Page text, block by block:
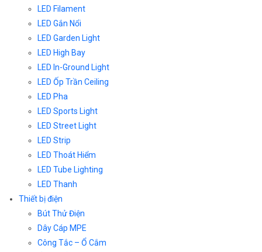
LED Filament
LED Gắn Nổi
LED Garden Light
LED High Bay
LED In-Ground Light
LED Ốp Trần Ceiling
LED Pha
LED Sports Light
LED Street Light
LED Strip
LED Thoát Hiểm
LED Tube Lighting
LED Thanh
Thiết bị điện
Bút Thử Điện
Dây Cáp MPE
Công Tắc – Ổ Cắm